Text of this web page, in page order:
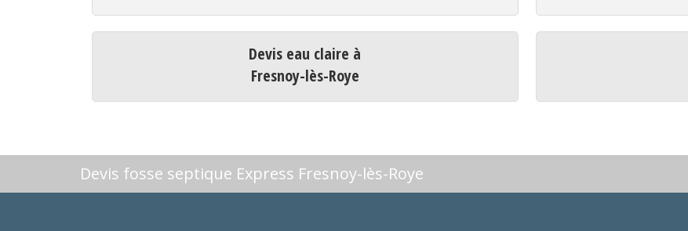
Devis eau claire à
Fresnoy-lès-Roye
Devis fosse septique Express Fresnoy-lès-Roye